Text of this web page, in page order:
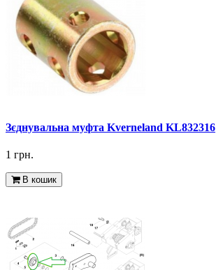
Зєднувальна муфта Kverneland KL832316
1 грн.
В кошик